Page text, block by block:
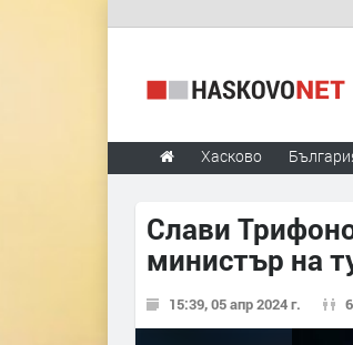
Хасково
Слави
министър на
15:39, 05 апр 2024 г.